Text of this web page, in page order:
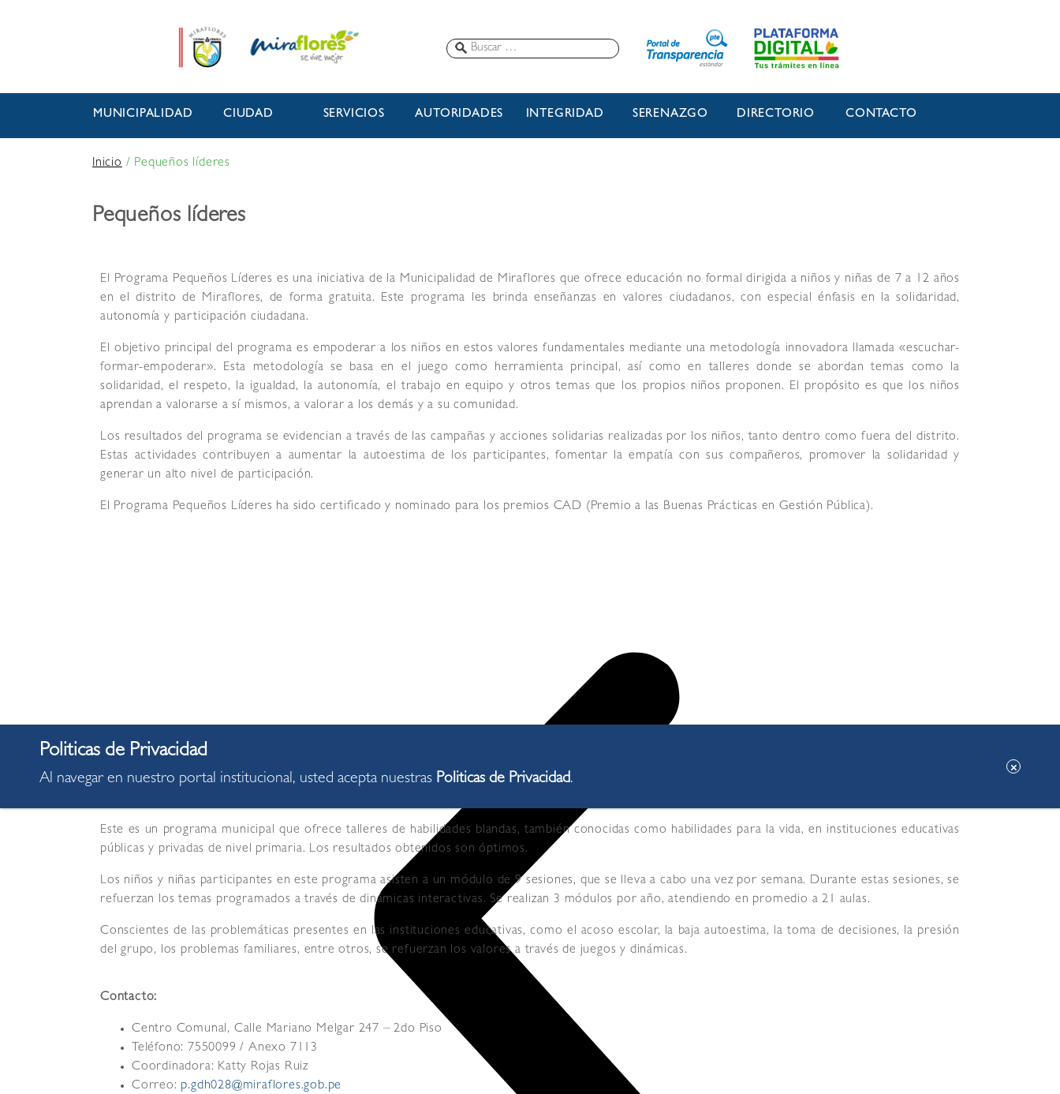
MUNICIPALIDAD CIUDAD SERVICIOS AUTORIDADES INTEGRIDAD SERENAZGO DIRECTORIO CONTACTO
Inicio/ Pequeños líderes
Pequeños líderes
El Programa Pequeños Líderes es una iniciativa de la Municipalidad de Miraflores que ofrece educación no formal dirigida a niños y niñas de 7 a 12 años
en el distrito de Miraflores, de forma gratuita. Este programa les brinda enseñanzas en valores ciudadanos, con especial énfasis en la solidaridad,
autonomía y participación ciudadana.
El objetivo principal del programa es empoderar a los niños en estos valores fundamentales mediante una metodología innovadora llamada «escuchar-
formar-empoderar». Esta metodología se basa en el juego como herramienta principal, así como en talleres donde se abordan temas como la
solidaridad, el respeto, la igualdad, la autonomía, el trabajo en equipo y otros temas que los propios niños proponen. El propósito es que los niños
aprendan a valorarse a sí mismos, a valorar a los demás y a su comunidad.
Los resultados del programa se evidencian a través de las campañas y acciones solidarias realizadas por los niños, tanto dentro como fuera del distrito.
Estas actividades contribuyen a aumentar la autoestima de los participantes, fomentar la empatía con sus compañeros, promover la solidaridad y
generar un alto nivel de participación.
El Programa Pequeños Líderes ha sido certificado y nominado para los premios CAD (Premio a las Buenas Prácticas en Gestión Pública).
PEQUEÑOS LÍDERES EN COLEGIOS
Este es un programa municipal que ofrece talleres de habilidades blandas, también conocidas como habilidades para la vida, en instituciones educativas
públicas y privadas de nivel primaria. Los resultados obtenidos son óptimos.
Los niños y niñas participantes en este programa asisten a un módulo de 9 sesiones, que se lleva a cabo una vez por semana. Durante estas sesiones, se
refuerzan los temas programados a través de dinámicas interactivas. Se realizan 3 módulos por año, atendiendo en promedio a 21 aulas.
Conscientes de las problemáticas presentes en las instituciones educativas, como el acoso escolar, la baja autoestima, la toma de decisiones, la presión
del grupo, los problemas familiares, entre otros, se refuerzan los valores a través de juegos y dinámicas.
Contacto:
Centro Comunal, Calle Mariano Melgar 247 – 2do Piso
Teléfono: 7550099 / Anexo 7113
Coordinadora: Katty Rojas Ruiz
Correo: p.gdh028@miraflores.gob.pe
Al navegar en nuestro portal institucional, usted acepta nuestras Politicas de Privacidad.